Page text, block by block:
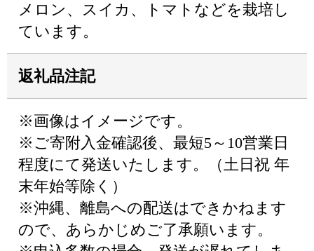
メロン、スイカ、トマトなどを栽培し
ています。
返礼品注記
※画像はイメージです。
※ご寄附入金確認後、最短5～10営業日
程度にて発送いたします。（土日祝 年
末年始等除く）
※沖縄、離島への配送はできかねます
ので、あらかじめご了承願います。